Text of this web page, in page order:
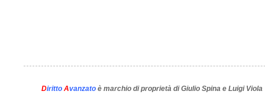
Diritto Avanzato è marchio di proprietà di Giulio Spina e Luigi Viola